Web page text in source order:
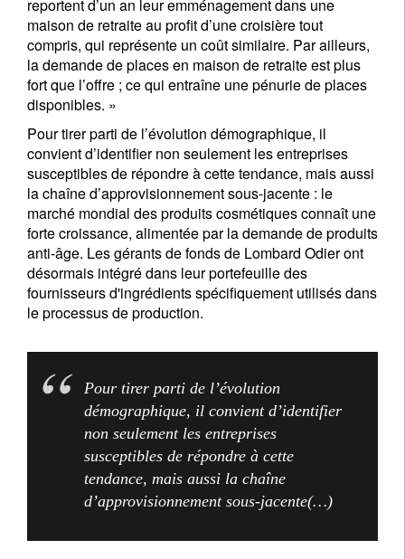
reportent d’un an leur emménagement dans une
maison de retraite au profit d’une croisière tout
compris, qui représente un coût similaire. Par ailleurs,
la demande de places en maison de retraite est plus
fort que l’offre ; ce qui entraîne une pénurie de places
disponibles. »
Pour tirer parti de l’évolution démographique, il
convient d’identifier non seulement les entreprises
susceptibles de répondre à cette tendance, mais aussi
la chaîne d’approvisionnement sous-jacente : le
marché mondial des produits cosmétiques connaît une
forte croissance, alimentée par la demande de produits
anti-âge. Les gérants de fonds de Lombard Odier ont
désormais intégré dans leur portefeuille des
fournisseurs d'ingrédients spécifiquement utilisés dans
le processus de production.
Pour tirer parti de l’évolution
démographique, il convient d’identifier
non seulement les entreprises
susceptibles de répondre à cette
tendance, mais aussi la chaîne
d’approvisionnement sous-jacente(…)
S'inscrire à la newsletter
Email
Titre Prénom
Pays de résidence
Je ne suis pas citoyen US *
Vos informations seront utilisées conformément à